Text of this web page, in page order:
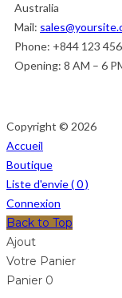
Australia
Mail:
Phone: +844 123
Opening: 8 AM – 6
Copyright © 2026
Accueil
Boutique
Liste d'envie (0)
Connexion
Back to Top
Ajout
Votre Panier
Panier 0